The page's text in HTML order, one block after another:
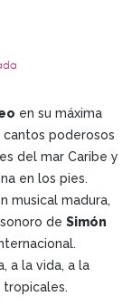
en su máxima
cantos poderosos
del mar Caribe y
en los pies.
musical madura,
de Simón
a la vida, a la
tropicales.